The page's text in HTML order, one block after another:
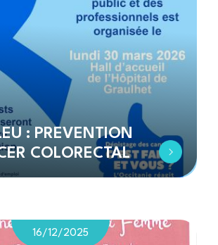
: PREVENTION
COLORECTAL
16/12/2025